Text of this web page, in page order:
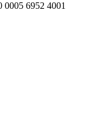
6952 4001